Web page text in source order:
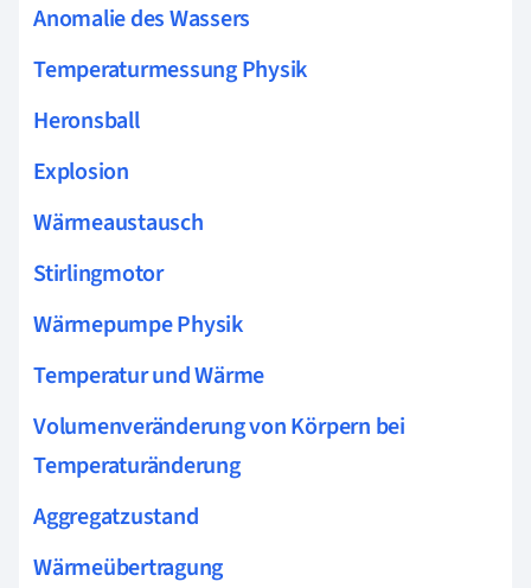
Anomalie des Wassers
Temperaturmessung Physik
Heronsball
Explosion
Wärmeaustausch
Stirlingmotor
Wärmepumpe Physik
Temperatur und Wärme
Volumenveränderung von Körpern bei
Temperaturänderung
Aggregatzustand
Wärmeübertragung